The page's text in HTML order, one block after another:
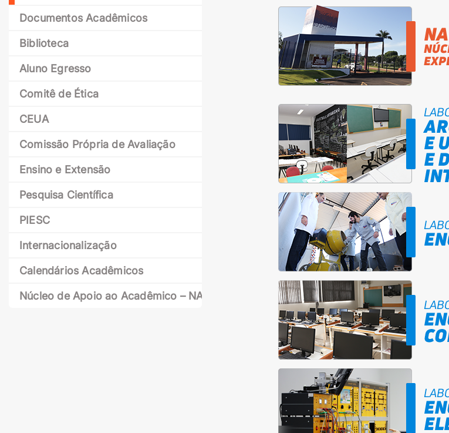
Documentos Acadêmicos
Biblioteca
Aluno Egresso
Comitê de Ética
CEUA
Comissão Própria de Avaliação
Ensino e Extensão
Pesquisa Científica
PIESC
Internacionalização
Calendários Acadêmicos
Núcleo de Apoio ao Acadêmico – NAAC